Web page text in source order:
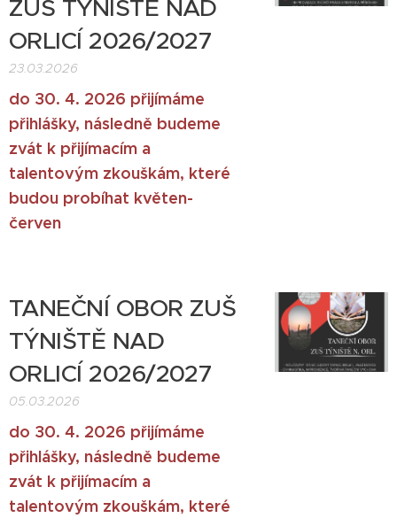
ZUŠ TÝNIŠTĚ NAD
ORLICÍ 2026/2027
23.03.2026
do 30. 4. 2026 přijímáme
přihlášky, následně budeme
zvát k přijímacím a
talentovým zkouškám, které
budou probíhat květen-
červen
TANEČNÍ OBOR ZUŠ
TÝNIŠTĚ NAD
ORLICÍ 2026/2027
05.03.2026
do 30. 4. 2026 přijímáme
přihlášky, následně budeme
zvát k přijímacím a
talentovým zkouškám, které